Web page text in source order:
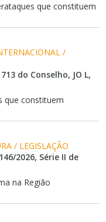
que constituem
/
do Conselho, JO L,
que constituem
/ LEGISLAÇÃO
2026, Série II de
na Região